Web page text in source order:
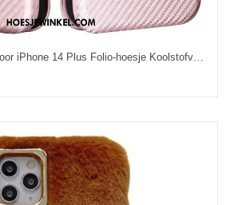
Bescherming Hoesje voor iPhone 14 Plus Folio-hoesje Koolstofvezel